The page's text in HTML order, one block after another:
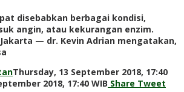
disebabkan berbagai kondisi,
angin, atau kekurangan enzim.
— dr. Kevin Adrian mengatakan,
Thursday, 13 September 2018, 17:40
2018, 17:40 WIB by
Share Tweet